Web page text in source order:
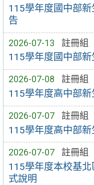
115學年度國中部
告
2026-07-13 註冊組
115學年度國中部
2026-07-08 註冊組
115學年度高中部
2026-07-07 註冊組
115學年度高中部
2026-07-07 註冊組
115學年度本校基
式說明